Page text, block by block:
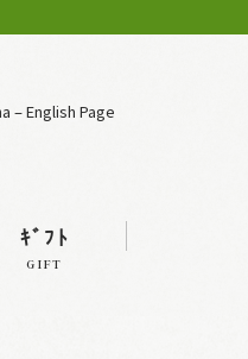
– English Page
ｷﾞﾌﾄ
GIFT